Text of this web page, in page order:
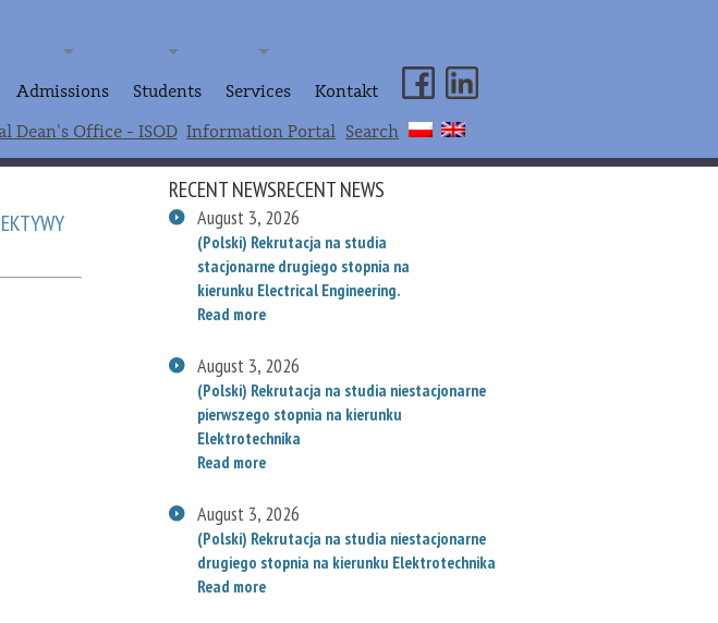
Admissions Students Services
Kontakt
Dean's Office - ISOD Information Portal Search
RECENT NEWSRECENT NEWS
August 3, 2026
(Polski) Rekrutacja na studia
stacjonarne drugiego stopnia na
kierunku Electrical Engineering.
Read more
August 3, 2026
(Polski) Rekrutacja na studia niestacjonarne
pierwszego stopnia na kierunku
Elektrotechnika
Read more
August 3, 2026
(Polski) Rekrutacja na studia niestacjonarne
drugiego stopnia na kierunku Elektrotechnika
Read more